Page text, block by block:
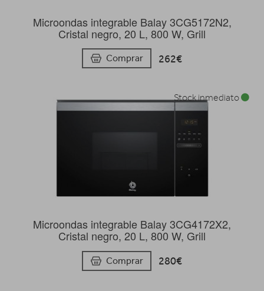
Microondas integrable Balay 3CG5172N2,
Cristal negro, 20 L, 800 W, Grill
Comprar 262€
Microondas integrable Balay 3CG4172X2,
Cristal negro, 20 L, 800 W, Grill
Comprar 280€
Stock inmediato